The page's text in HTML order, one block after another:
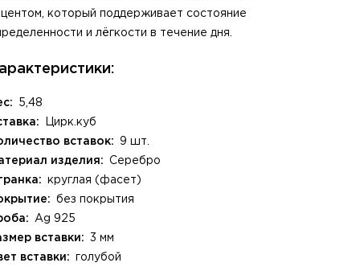
который поддерживает состояние
и лёгкости в течение дня.
5,48
Цирк.куб
вставок:
9 шт.
изделия:
Серебро
круглая (фасет)
без покрытия
Ag 925
вставки:
3 мм
вставки:
голубой